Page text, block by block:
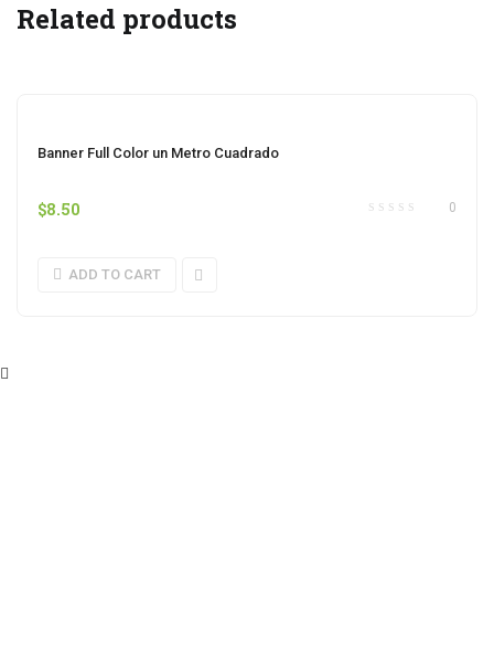
Related products
Banner Full Color un Metro Cuadrado
0
$8.50
ADD TO CART